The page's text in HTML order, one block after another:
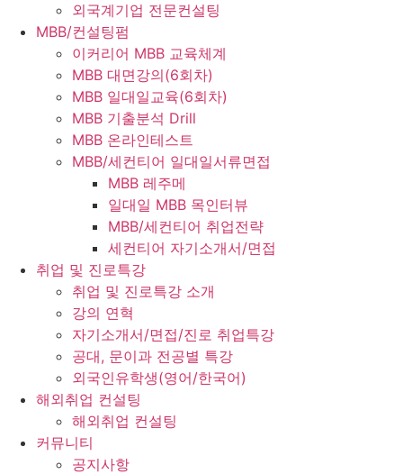
외국계기업 전문컨설팅
MBB/컨설팅펌
이커리어 MBB 교육체계
MBB 대면강의(6회차)
MBB 일대일교육(6회차)
MBB 기출분석 Drill
MBB 온라인테스트
MBB/세컨티어 일대일서류면접
MBB 레주메
일대일 MBB 목인터뷰
MBB/세컨티어 취업전략
세컨티어 자기소개서/면접
취업 및 진로특강
취업 및 진로특강 소개
강의 연혁
자기소개서/면접/진로 취업특강
공대, 문이과 전공별 특강
외국인유학생(영어/한국어)
해외취업 컨설팅
해외취업 컨설팅
커뮤니티
공지사항